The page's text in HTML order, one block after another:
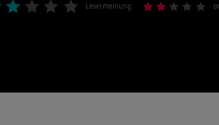
Lesermeinung